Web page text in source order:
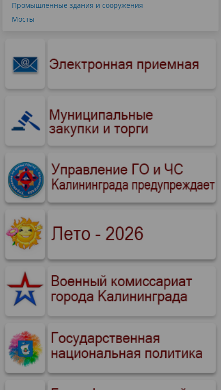
Промышленные здания и сооружения
Мосты